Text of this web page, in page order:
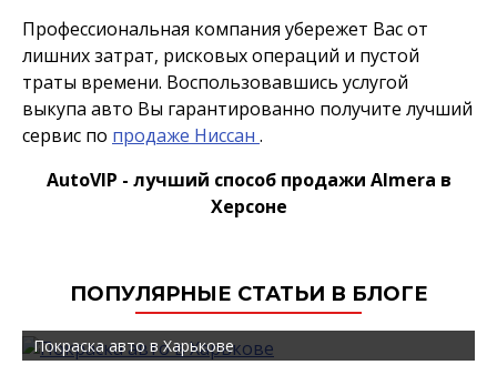
Профессиональная компания убережет Вас от
лишних затрат, рисковых операций и пустой
траты времени. Воспользовавшись услугой
выкупа авто Вы гарантированно получите лучший
сервис по продаже Ниссан .
AutoVIP - лучший способ продажи Almera в
Херсоне
ПОПУЛЯРНЫЕ СТАТЬИ В БЛОГЕ
Покраска авто в Харькове